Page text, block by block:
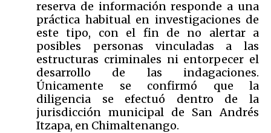
reserva de información responde a una
práctica habitual en investigaciones de
este tipo, con el fin de no alertar a
posibles personas vinculadas a las
estructuras criminales ni entorpecer el
desarrollo de las indagaciones.
Únicamente se confirmó que la
diligencia se efectuó dentro de la
jurisdicción municipal de San Andrés
Itzapa, en Chimaltenango.